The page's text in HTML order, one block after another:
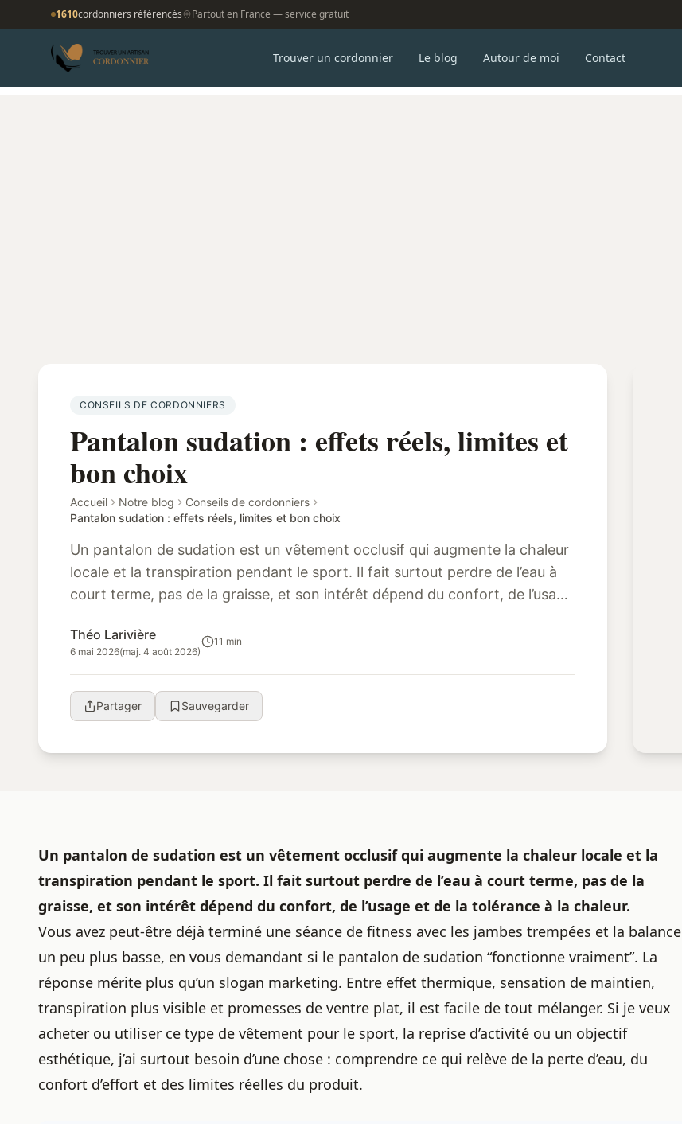
1610cordonniers référencés Partout en France — service gratuit
Trouver un cordonnier Le blog Autour de moi Contact
CONSEILS DE CORDONNIERS
Pantalon sudation : effets réels, limites et
bon choix
Accueil Notre blog
Conseils de cordonniers
Pantalon sudation : effets réels, limites et bon choix
Un pantalon de sudation est un vêtement occlusif qui augmente la chaleur
locale et la transpiration pendant le sport. Il fait surtout perdre de l’eau à
court terme, pas de la graisse, et son intérêt dépend du confort, de l’usage
Théo Larivière
6 mai 2026(maj. 4 août 2026)
11 min
Partager Sauvegarder
Un pantalon de sudation est un vêtement occlusif qui augmente la chaleur locale et la
transpiration pendant le sport. Il fait surtout perdre de l’eau à court terme, pas de la
graisse, et son intérêt dépend du confort, de l’usage et de la tolérance à la chaleur.
Vous avez peut-être déjà terminé une séance de fitness avec les jambes trempées et la balance
un peu plus basse, en vous demandant si le pantalon de sudation “fonctionne vraiment”. La
réponse mérite plus qu’un slogan marketing. Entre effet thermique, sensation de maintien,
transpiration plus visible et promesses de ventre plat, il est facile de tout mélanger. Si je veux
acheter ou utiliser ce type de vêtement pour le sport, la reprise d’activité ou un objectif
esthétique, j’ai surtout besoin d’une chose : comprendre ce qui relève de la perte d’eau, du
confort d’effort et des limites réelles du produit.